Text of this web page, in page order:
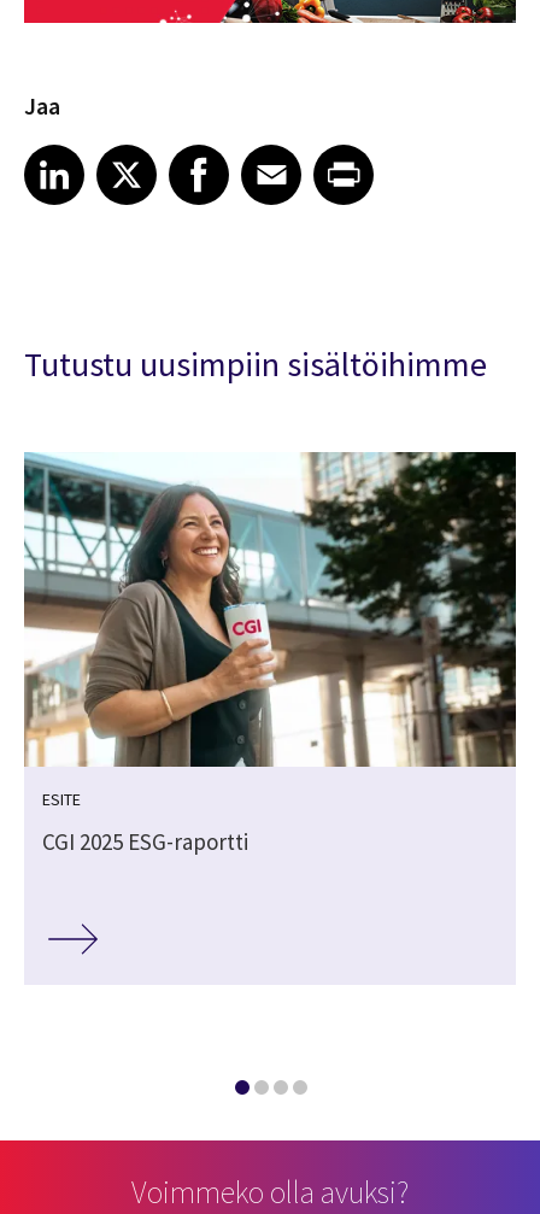
Jaa
Share article on LinkedIn
LinkedIn
Share article on XShare article on Facebook
Facebook
Share article on Email
EmailShare article on Print
Tutustu uusimpiin sisältöihimme
ESITE
CGI 2025 ESG-raportti
Voimmeko olla avuksi?